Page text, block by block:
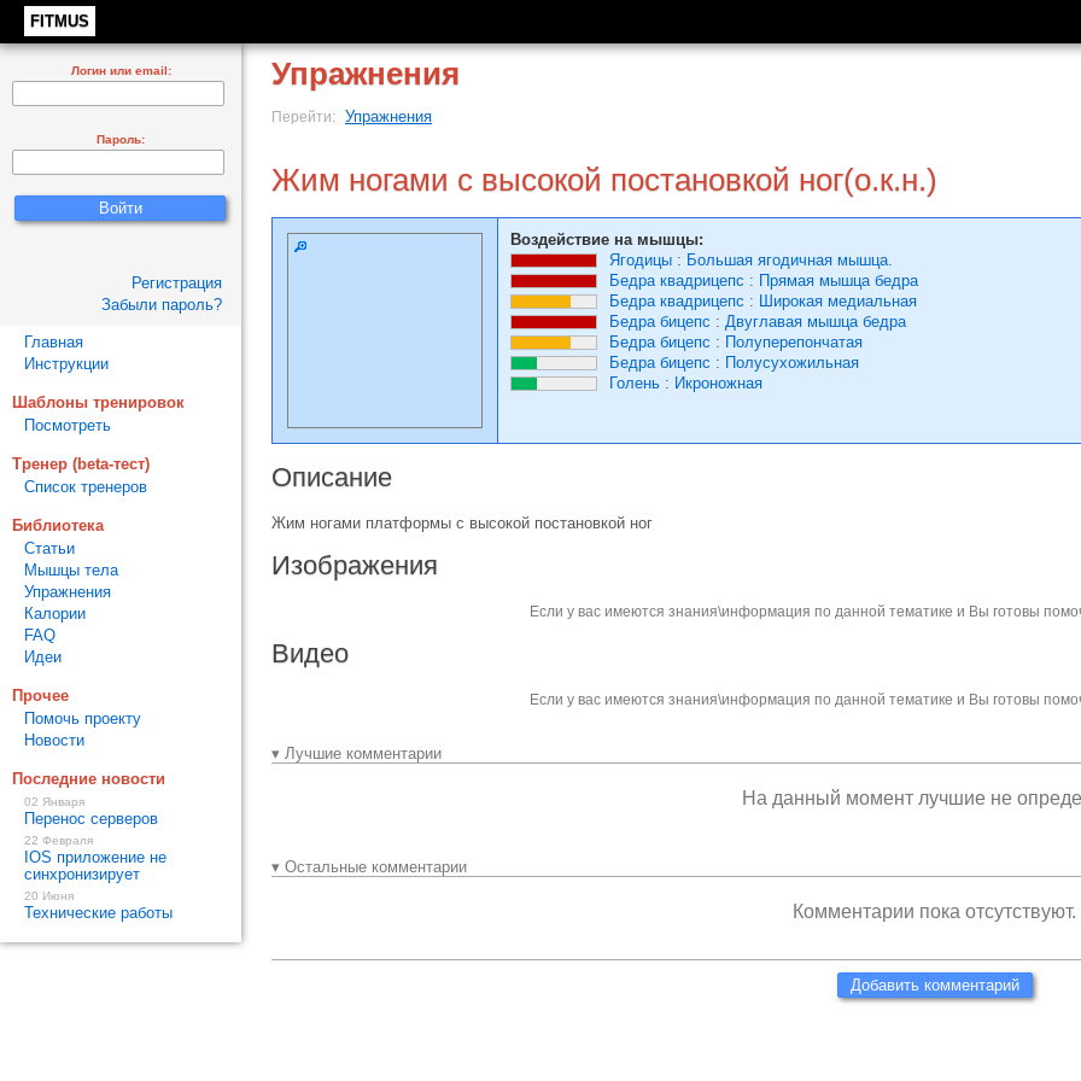
FITMUS
Упражнения
Перейти: Упражнения
Жим ногами с высокой постановкой ног(о.к.н.)
Воздействие на мышцы:
Ягодицы : Большая ягодичная мышца.
Бедра квадрицепс : Прямая мышца бедра
Бедра квадрицепс : Широкая медиальная
Бедра бицепс : Двуглавая мышца бедра
Бедра бицепс : Полуперепончатая
Бедра бицепс : Полусухожильная
Голень : Икроножная
Описание
Жим ногами платформы с высокой постановкой ног
Изображения
Если у вас имеются знания\информация по данной тематике и Вы готовы
Видео
Если у вас имеются знания\информация по данной тематике и Вы готовы
▾ Лучшие комментарии
На данный момент лучшие не
▾ Остальные комментарии
Комментарии пока отсутствуют.
Добавить комментарий
Логин или email:
Пароль:
Регистрация
Забыли пароль?
Главная
Инструкции
Шаблоны тренировок
Посмотреть
Тренер (beta-тест)
Список тренеров
Библиотека
Статьи
Мышцы тела
Упражнения
Калории
FAQ
Идеи
Прочее
Помочь проекту
Новости
Последние новости
02 Января
Перенос серверов
22 Февраля
IOS приложение не
синхронизирует
20 Июня
Технические работы